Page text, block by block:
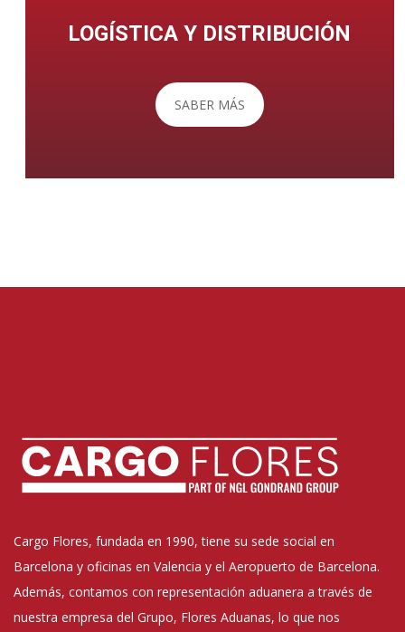
LOGÍSTICA Y DISTRIBUCIÓN
SABER MÁS
Cargo Flores, fundada en 1990, tiene su sede social en
Barcelona y oficinas en Valencia y el Aeropuerto de Barcelona.
Además, contamos con representación aduanera a través de
nuestra empresa del Grupo, Flores Aduanas, lo que nos